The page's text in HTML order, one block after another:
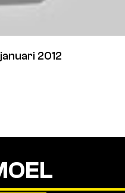
2012